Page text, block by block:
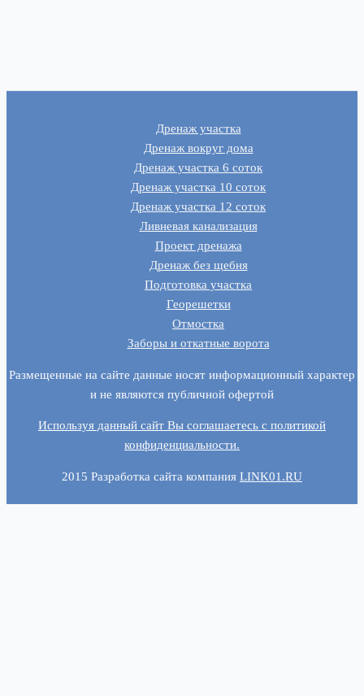
Дренаж участка
Дренаж вокруг дома
Дренаж участка 6 соток
Дренаж участка 10 соток
Дренаж участка 12 соток
Ливневая канализация
Проект дренажа
Дренаж без щебня
Подготовка участка
Георешетки
Отмостка
Заборы и откатные ворота
Размещенные на сайте данные носят информационный характер
и не являются публичной офертой
Используя данный сайт Вы соглашаетесь c политикой
конфиденциальности.
2015 Разработка сайта компания LINK01.RU